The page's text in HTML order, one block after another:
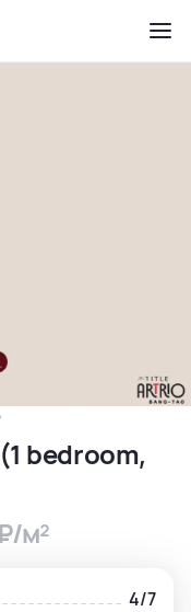
bedroom,
м²
4/7